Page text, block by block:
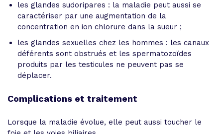
les glandes sudoripares : la maladie peut aussi se
caractériser par une augmentation de la
concentration en ion chlorure dans la sueur ;
les glandes sexuelles chez les hommes : les canaux
déférents sont obstrués et les spermatozoïdes
produits par les testicules ne peuvent pas se
déplacer.
Complications et traitement
Lorsque la maladie évolue, elle peut aussi toucher le